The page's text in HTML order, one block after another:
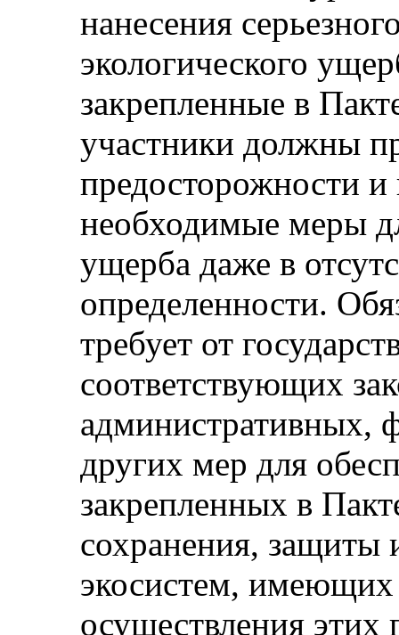
нанесения
экологического
закрепленные в
участники должны
предосторожности и
необходимые меры
ущерба даже в
определенности.
требует от
соответствующих
административных,
других мер для
закрепленных в
сохранения, защиты
экосистем, имеющих
осуществления этих